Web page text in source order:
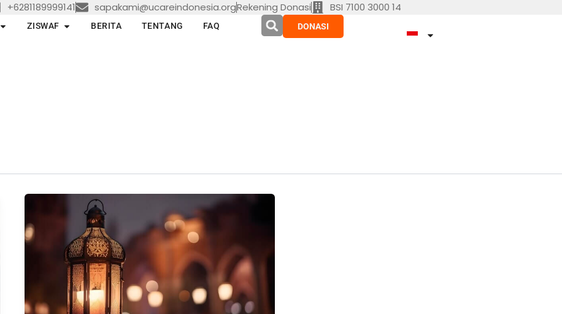
+6281189999141 sapakami@ucareindonesia.orgRekening Donasi BSI 7100 3000 14
Open LAYANAN
ZISWAF Open ZISWAF
BERITA TENTANG FAQ DONASI